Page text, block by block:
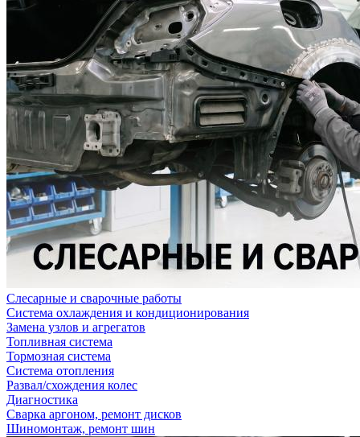
Слесарные и сварочные работы
Система охлаждения и кондиционирования
Замена узлов и агрегатов
Топливная система
Тормозная система
Система отопления
Развал/схождения колес
Диагностика
Сварка аргоном, ремонт дисков
Шиномонтаж, ремонт шин